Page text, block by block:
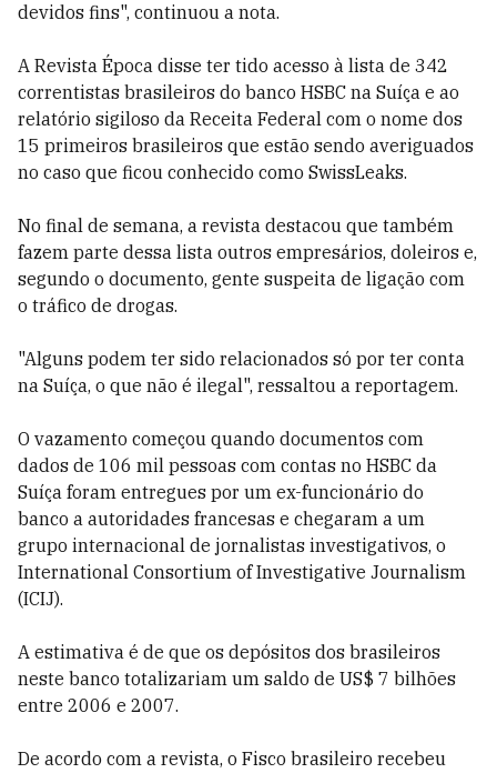
devidos fins", continuou a nota.
A Revista Época disse ter tido acesso à lista de 342
correntistas brasileiros do banco HSBC na Suíça e ao
relatório sigiloso da Receita Federal com o nome dos
15 primeiros brasileiros que estão sendo averiguados
no caso que ficou conhecido como SwissLeaks.
No final de semana, a revista destacou que também
fazem parte dessa lista outros empresários, doleiros e,
segundo o documento, gente suspeita de ligação com
o tráfico de drogas.
"Alguns podem ter sido relacionados só por ter conta
na Suíça, o que não é ilegal", ressaltou a reportagem.
O vazamento começou quando documentos com
dados de 106 mil pessoas com contas no HSBC da
Suíça foram entregues por um ex-funcionário do
banco a autoridades francesas e chegaram a um
grupo internacional de jornalistas investigativos, o
International Consortium of Investigative Journalism
(ICIJ).
A estimativa é de que os depósitos dos brasileiros
neste banco totalizariam um saldo de US$ 7 bilhões
entre 2006 e 2007.
De acordo com a revista, o Fisco brasileiro recebeu